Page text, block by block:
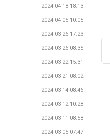
2024-04-18 18:13
2024-04-05 10:05
2024-03-26 17:23
2024-03-26 08:35
2024-03-22 15:31
2024-03-21 08:02
2024-03-14 08:46
2024-03-12 10:28
2024-03-11 08:58
2024-03-05 07:47